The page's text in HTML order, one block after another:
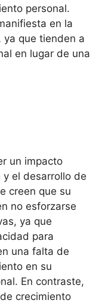
personal.
en la
ya que tienden a
en lugar de una
un impacto
el desarrollo de
creen que su
no esforzarse
ya que
para
una falta de
en su
En contraste,
crecimiento